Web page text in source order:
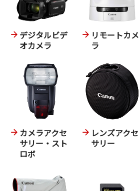
デジタルビデ
オカメラ
リモートカメ
ラ
カメラアクセ
サリー・スト
ロボ
レンズアクセ
サリー